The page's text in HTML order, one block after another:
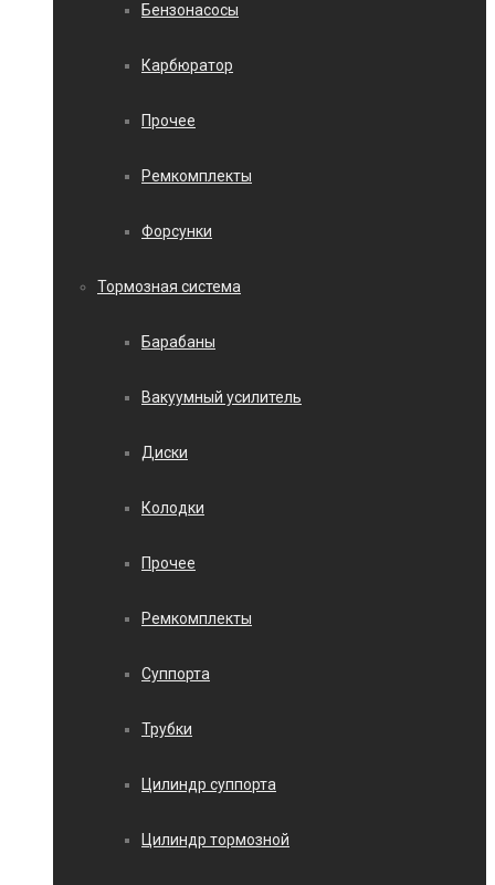
Бензонасосы
Карбюратор
Прочее
Ремкомплекты
Форсунки
Тормозная система
Барабаны
Вакуумный усилитель
Диски
Колодки
Прочее
Ремкомплекты
Суппорта
Трубки
Цилиндр суппорта
Цилиндр тормозной